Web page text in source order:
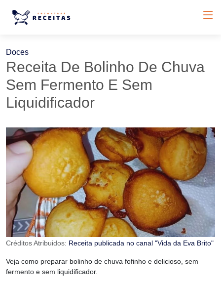
Doces
Receita De Bolinho De Chuva
Sem Fermento E Sem
Liquidificador
Créditos Atribuidos: Receita publicada no canal "Vida da Eva Brito"
Veja como preparar bolinho de chuva fofinho e delicioso, sem
fermento e sem liquidificador.